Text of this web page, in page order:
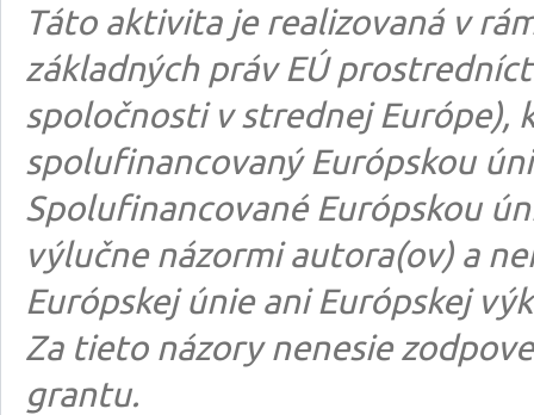
Táto aktivita je realizovaná v
základných práv EÚ
spoločnosti v strednej Európe),
spolufinancovaný Európskou
Spolufinancované Európskou
výlučne názormi autora(ov) a
Európskej únie ani Európskej
Za tieto názory nenesie
grantu.